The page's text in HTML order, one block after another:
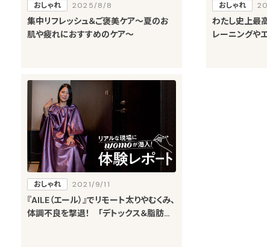
おしゃれ 2025/8/8
集中リフレッシュ＆ご褒美ケア～夏のお
肌や疲れにおすすめのケア～
おしゃれ
わたし史上最
レーニングや
おしゃれ 2021/9/11
『AILE（エール）』でリモート太りやむくみ、
体調不良を撃退！ 「デトックス＆脂肪燃